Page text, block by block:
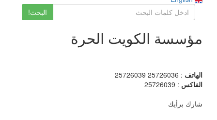
البحث!
مؤسسة الكويت الحرة
الهاتف : 25726036 25726039
الفاكس : 25726039
شارك برأيك